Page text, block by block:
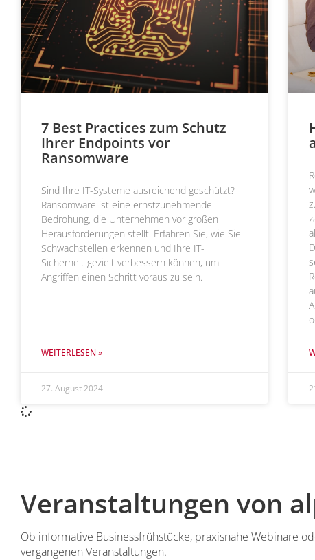
7 Best Practices zum Schutz
Ihrer Endpoints vor
Ransomware
Sind Ihre IT-Systeme ausreichend geschützt?
Ransomware ist eine ernstzunehmende
Bedrohung, die Unternehmen vor großen
Herausforderungen stellt. Erfahren Sie, wie Sie
Schwachstellen erkennen und Ihre IT-
Sicherheit gezielt verbessern können, um
Angriffen einen Schritt voraus zu sein.
WEITERLESEN »
27. August 2024
Veranstaltungen von
Ob informative Businessfrühstücke, praxisnahe Webinare
vergangenen Veranstaltungen.